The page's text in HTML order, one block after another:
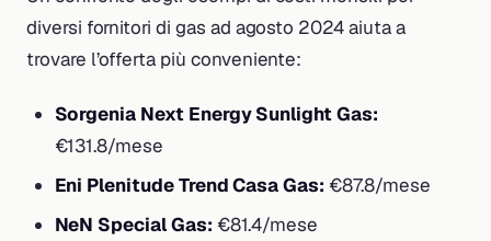
diversi fornitori di gas ad agosto 2024 aiuta a
trovare l’offerta più conveniente:
Sorgenia Next Energy Sunlight Gas:
€131.8/mese
Eni Plenitude Trend Casa Gas: €87.8/mese
NeN Special Gas: €81.4/mese